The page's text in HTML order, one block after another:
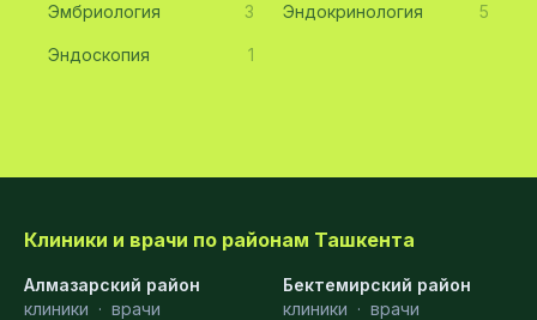
Эмбриология 3 Эндокринология 5
Эндоскопия 1
Клиники и врачи по районам Ташкента
Алмазарский район
клиники · врачи
Бектемирский район
клиники · врачи